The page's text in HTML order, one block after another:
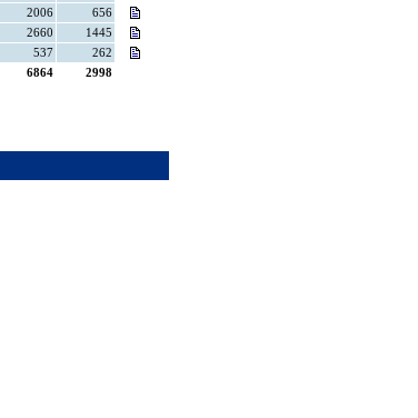
2006
656
2660
1445
537
262
6864 2998